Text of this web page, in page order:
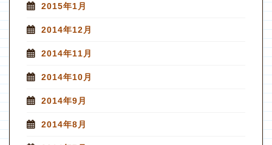
2015年1月
2014年12月
2014年11月
2014年10月
2014年9月
2014年8月